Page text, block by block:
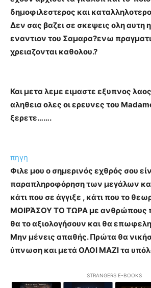
δημοφιλεστερος και
Δεν σας βαζει σε σκεψεις ολη αυτη
εναντιον του Σαμαρα?ενω
χρειαζονται καθολου.?
Και μετα λεμε ειμαστε εξυπνος
αληθεια ολες οι ερευνες του
ξερετε…….
πηγη
Φιλε μου ο σημερινός εχθρός σου
παραπληροφόρηση των μεγάλων
κάτι που σε άγγιξε , κάτι που το
ΜΟΙΡΆΣΟΥ ΤΟ ΤΩΡΑ με ανθρώπους
θα το αξιολογήσουν και θα
Μην μένεις απαθής. Πρώτα θα
ύπνωση και μετά ΟΛΟΙ ΜΑΖΙ τα
STRANGERS E-BOOKS